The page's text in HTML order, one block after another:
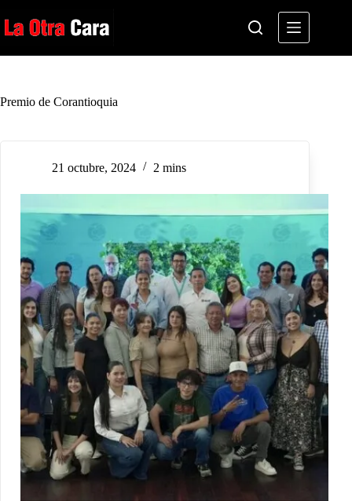
al
contenido
Premio de Corantioquia
21 octubre, 2024 2 mins